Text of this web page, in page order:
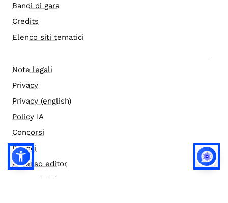
Bandi di gara
Credits
Elenco siti tematici
Note legali
Privacy
Privacy (english)
Policy IA
Concorsi
Bilanci
Accesso editor
Accessibilità